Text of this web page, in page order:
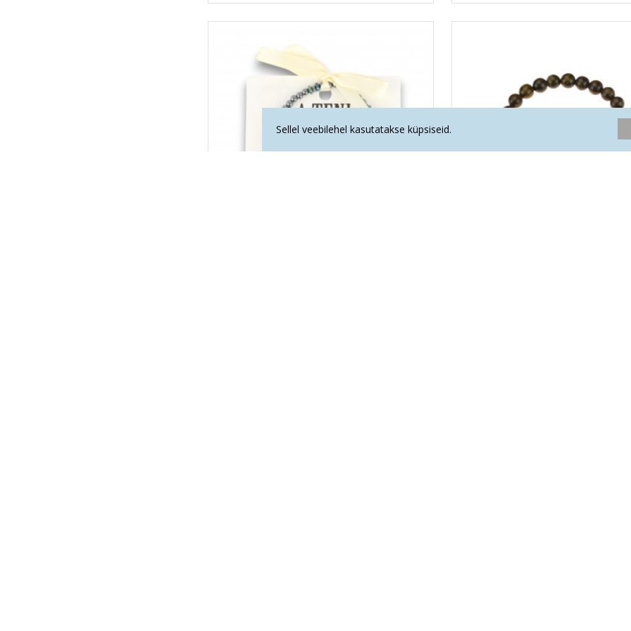
Sellel veebilehel kasutatakse küpsiseid.